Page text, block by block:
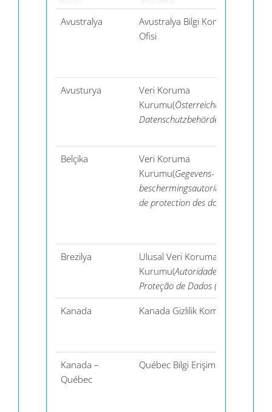
Avustralya
Avustralya Bilgi Komiserliği
Ofisi
Avusturya
Veri Koruma
Kurumu(Österreichische
Datenschutzbehörde (DSB)
Belçika
Veri Koruma
Kurumu(Gegevens-
beschermingsautoriteit
de protection des données
Brezilya
Ulusal Veri Koruma
Kurumu(Autoridade Nacional de
Proteção de Dados (ANPD)
Kanada Kanada Gizlilik Komiseri Ofisi
Kanada –
Québec
Québec Bilgi Erişim Komisyonu